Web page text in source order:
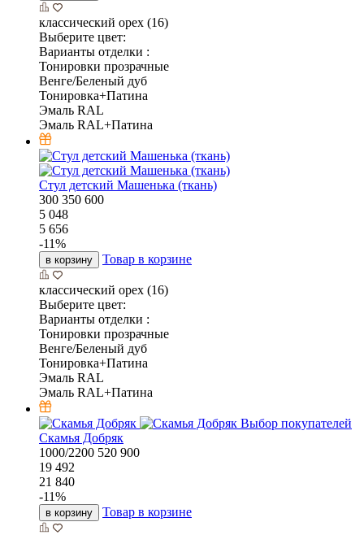
классический орех (16)
Выберите цвет:
Варианты отделки :
Тонировки прозрачные
Венге/Беленый дуб
Тонировка+Патина
Эмаль RAL
Эмаль RAL+Патина
Стул детский Машенька (ткань)
300 350 600
5 048
5 656
-11%
в корзину Товар в корзине
классический орех (16)
Выберите цвет:
Варианты отделки :
Тонировки прозрачные
Венге/Беленый дуб
Тонировка+Патина
Эмаль RAL
Эмаль RAL+Патина
Выбор покупателей
Скамья Добряк
1000/2200 520 900
19 492
21 840
-11%
в корзину Товар в корзине